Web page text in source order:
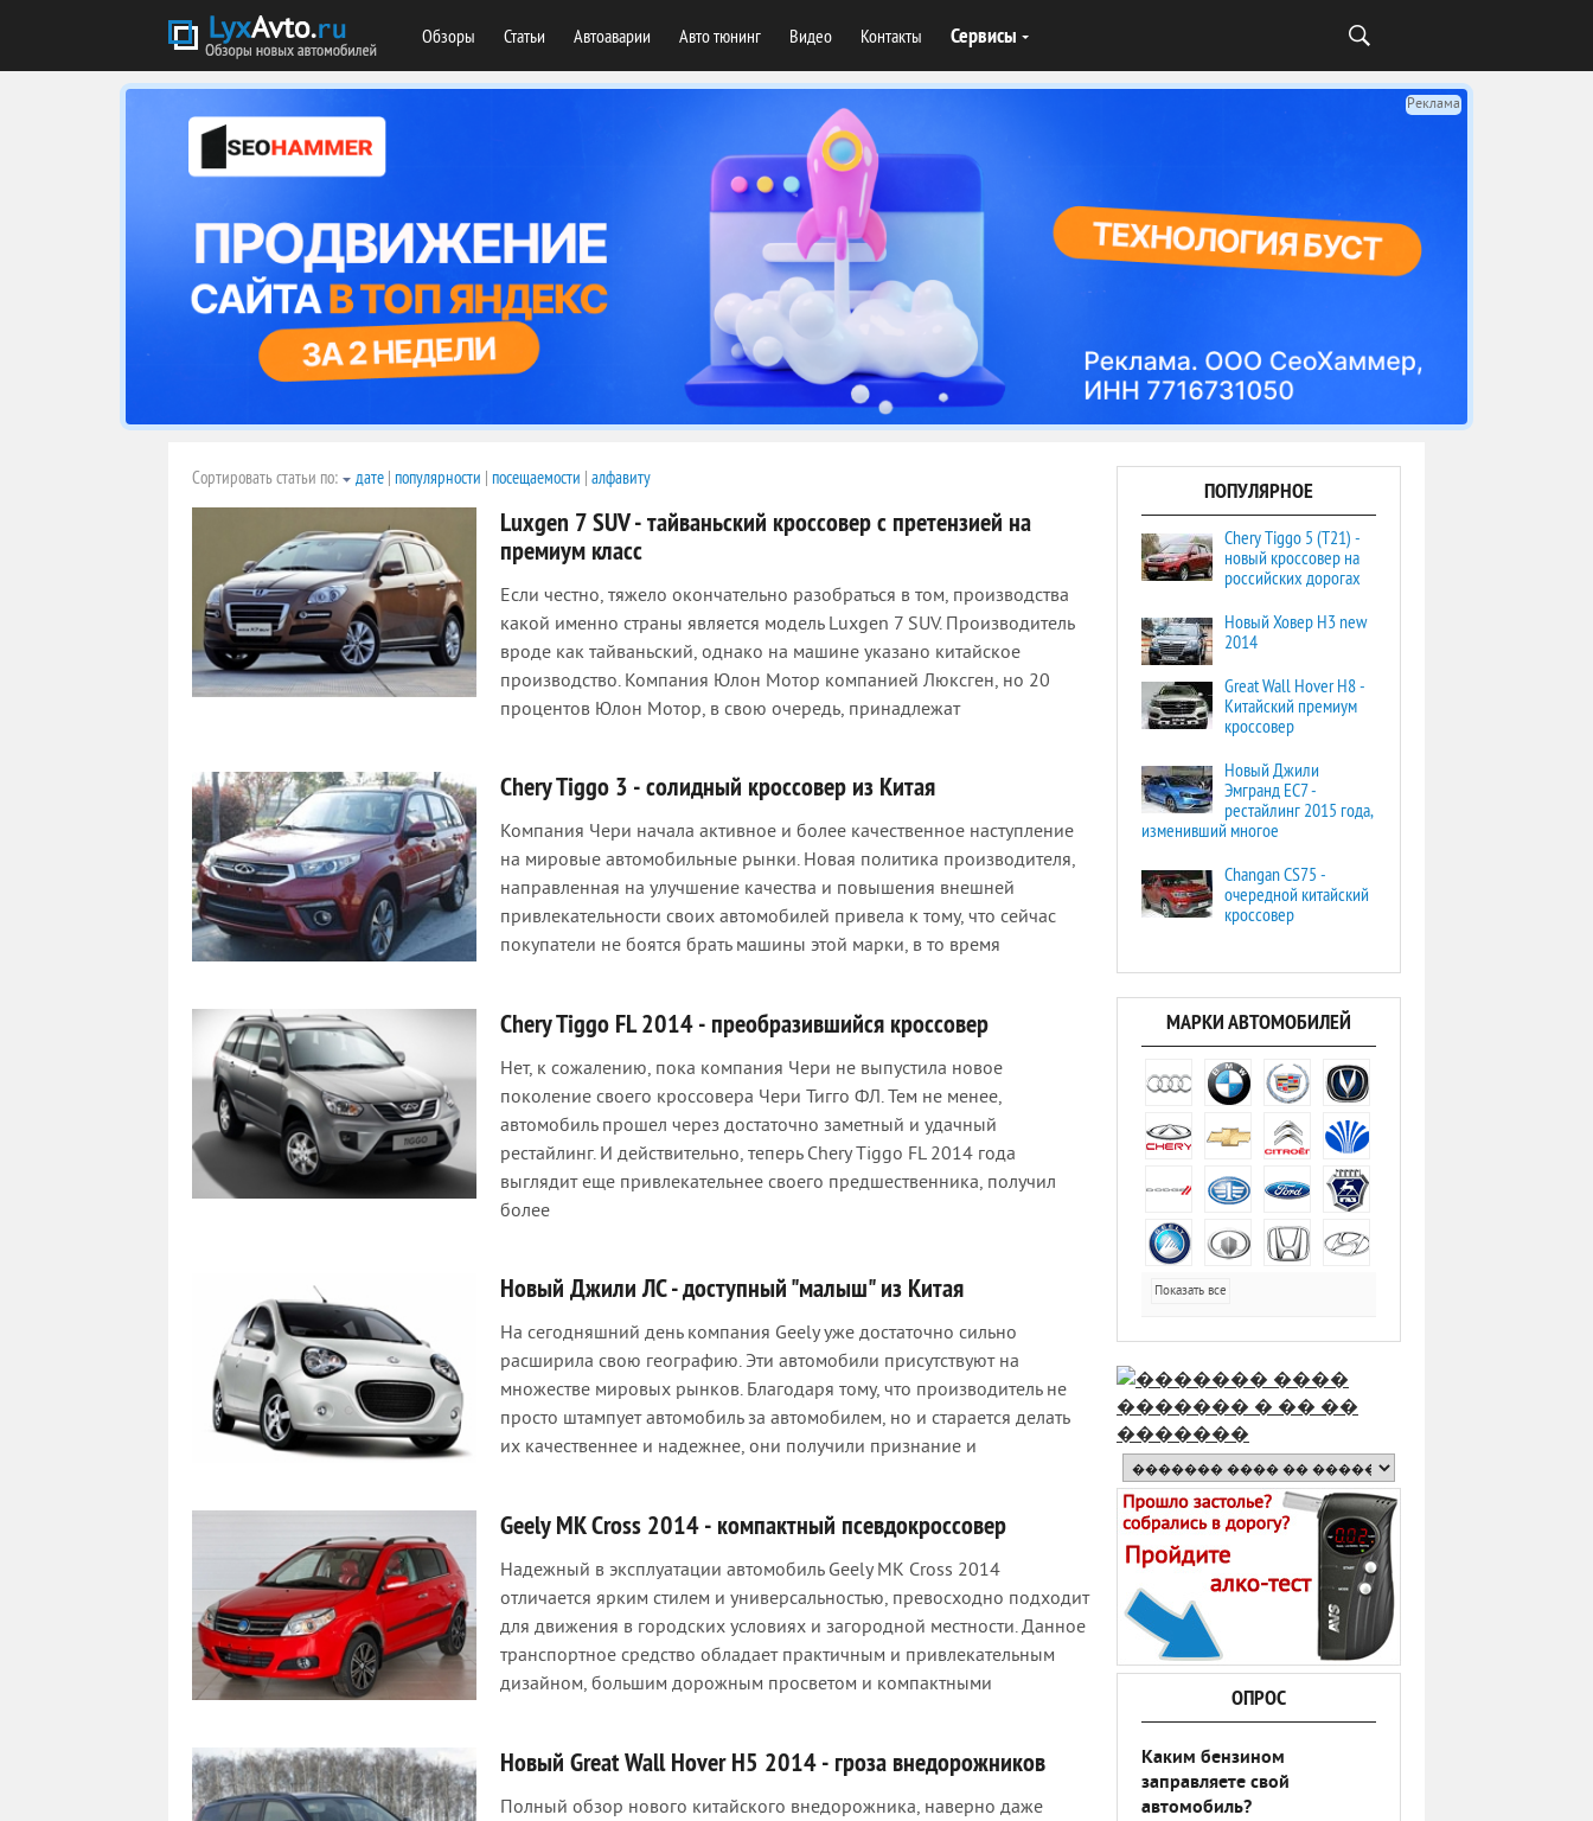
Обзоры Статьи Автоаварии Авто тюнинг Видео Контакты Сервисы
Реклама
Сортировать статьи по: дате | популярности | посещаемости | алфавиту
Luxgen 7 SUV - тайваньский кроссовер с претензией на
премиум класс
Если честно, тяжело окончательно разобраться в том, производства
какой именно страны является модель Luxgen 7 SUV. Производитель
вроде как тайваньский, однако на машине указано китайское
производство. Компания Юлон Мотор компанией Люксген, но 20
процентов Юлон Мотор, в свою очередь, принадлежат
Chery Tiggo 3 - солидный кроссовер из Китая
Компания Чери начала активное и более качественное наступление
на мировые автомобильные рынки. Новая политика производителя,
направленная на улучшение качества и повышения внешней
привлекательности своих автомобилей привела к тому, что сейчас
покупатели не боятся брать машины этой марки, в то время
Chery Tiggo FL 2014 - преобразившийся кроссовер
Нет, к сожалению, пока компания Чери не выпустила новое
поколение своего кроссовера Чери Тигго ФЛ. Тем не менее,
автомобиль прошел через достаточно заметный и удачный
рестайлинг. И действительно, теперь Chery Tiggo FL 2014 года
выглядит еще привлекательнее своего предшественника, получил
более
Новый Джили ЛС - доступный "малыш" из Китая
На сегодняшний день компания Geely уже достаточно сильно
расширила свою географию. Эти автомобили присутствуют на
множестве мировых рынков. Благодаря тому, что производитель не
просто штампует автомобиль за автомобилем, но и старается делать
их качественнее и надежнее, они получили признание и
Geely MK Cross 2014 - компактный псевдокроссовер
Надежный в эксплуатации автомобиль Geely MK Cross 2014
отличается ярким стилем и универсальностью, превосходно подходит
для движения в городских условиях и загородной местности. Данное
транспортное средство обладает практичным и привлекательным
дизайном, большим дорожным просветом и компактными
Новый Great Wall Hover H5 2014 - гроза внедорожников
Полный обзор нового китайского внедорожника, наверно даже
ПОПУЛЯРНОЕ
Chery Tiggo 5 (T21) -
новый кроссовер на
российских дорогах
Новый Ховер Н3 new
2014
Great Wall Hover H8 -
Китайский премиум
кроссовер
Новый Джили
Эмгранд ЕС7 -
рестайлинг 2015 года,
изменивший многое
Changan CS75 -
очередной китайский
кроссовер
МАРКИ АВТОМОБИЛЕЙ
Показать все
ОПРОС
Каким бензином
заправляете свой
автомобиль?